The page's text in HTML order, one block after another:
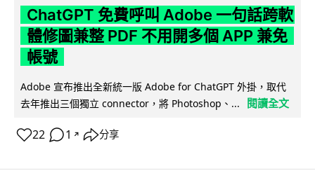
ChatGPT 免費呼叫 Adobe 一句話跨軟
體修圖兼整 PDF 不用開多個 APP 兼免
帳號
Adobe 宣布推出全新統一版 Adobe for ChatGPT 外掛，取代
去年推出三個獨立 connector，將 Photoshop、...
閱讀全文
22 1 ↗ 分享